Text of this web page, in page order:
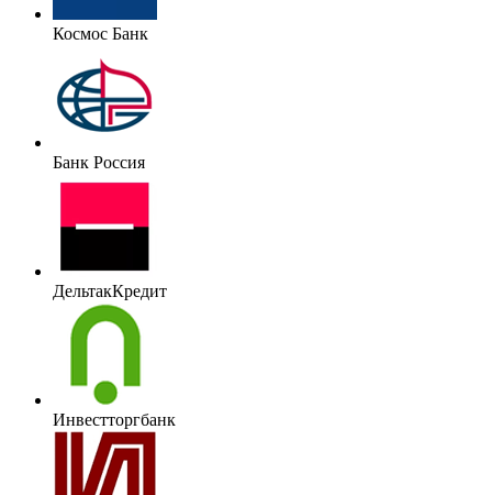
Космос Банк
Банк Россия
ДельтакКредит
Инвестторгбанк